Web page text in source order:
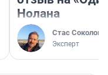
Нолана
Стас Соколов
Эксперт